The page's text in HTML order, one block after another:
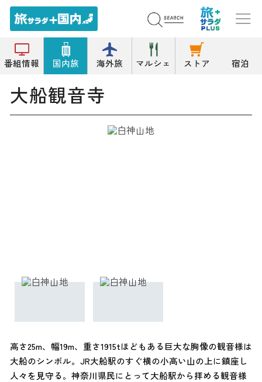
番組情報 国内旅 海外旅 マルシェ ストア 宿泊
トップ 大船観音寺
大船観音寺
高さ25m、幅19m、重さ1915tほどもある巨大な胸像の観音様は
大船のシンボル。JR大船駅のすぐ横の小高い山の上に鎮座し
人々を見守る。神奈川県民にとって大船駅から拝める観音様